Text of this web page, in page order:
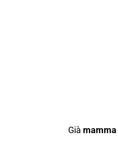
Già mamma